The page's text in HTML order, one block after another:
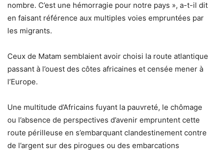
nombre. C’est une hémorragie pour notre pays », a-t-il dit
en faisant référence aux multiples voies empruntées par
les migrants.
Ceux de Matam semblaient avoir choisi la route atlantique
passant à l’ouest des côtes africaines et censée mener à
l’Europe.
Une multitude d’Africains fuyant la pauvreté, le chômage
ou l’absence de perspectives d’avenir empruntent cette
route périlleuse en s’embarquant clandestinement contre
de l’argent sur des pirogues ou des embarcations